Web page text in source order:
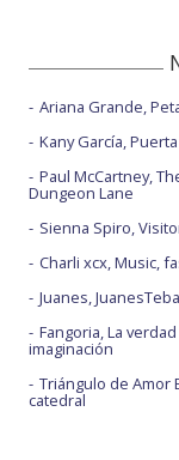
Ariana Grande,
Kany García,
Paul McCartney,
Dungeon Lane
Sienna Spiro,
Charli xcx, Music,
Juanes,
Fangoria, La
imaginación
Triángulo de Amor
catedral